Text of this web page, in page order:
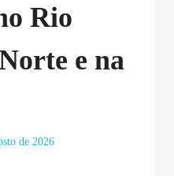
Rio
e na
de 2026